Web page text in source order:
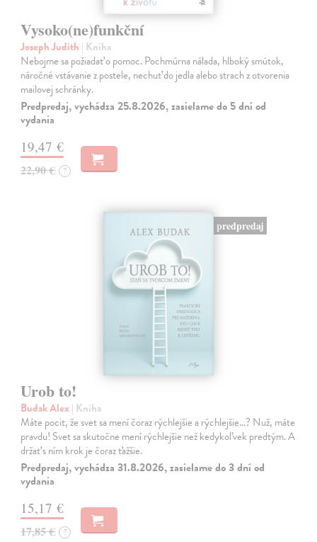
Vysoko(ne)funkční
Joseph Judith | Kniha
Nebojme sa požiadať o pomoc. Pochmúrna nálada, hlboký smútok,
náročné vstávanie z postele, nechuť do jedla alebo strach z otvorenia
mailovej schránky.
Predpredaj, vychádza 25.8.2026, zasielame do 5 dní od
vydania
19,47 €
22,90 € ?
predpredaj
Urob to!
Budak Alex | Kniha
Máte pocit, že svet sa mení čoraz rýchlejšie a rýchlejšie…? Nuž, máte
pravdu! Svet sa skutočne mení rýchlejšie než kedykoľvek predtým. A
držať s ním krok je čoraz ťažšie.
Predpredaj, vychádza 31.8.2026, zasielame do 3 dní od
vydania
15,17 €
17,85 € ?